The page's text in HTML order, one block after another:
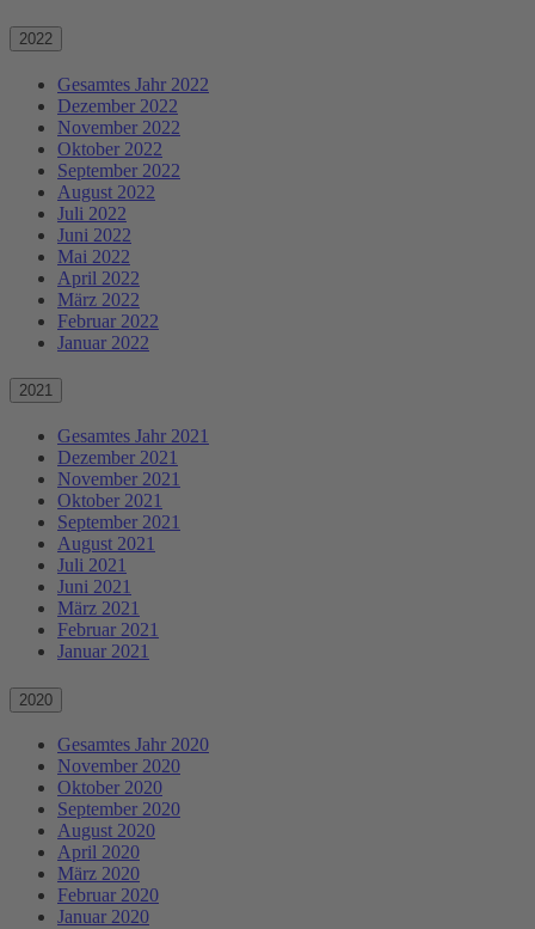
2022
Gesamtes Jahr 2022
Dezember 2022
November 2022
Oktober 2022
September 2022
August 2022
Juli 2022
Juni 2022
Mai 2022
April 2022
März 2022
Februar 2022
Januar 2022
2021
Gesamtes Jahr 2021
Dezember 2021
November 2021
Oktober 2021
September 2021
August 2021
Juli 2021
Juni 2021
März 2021
Februar 2021
Januar 2021
2020
Gesamtes Jahr 2020
November 2020
Oktober 2020
September 2020
August 2020
April 2020
März 2020
Februar 2020
Januar 2020